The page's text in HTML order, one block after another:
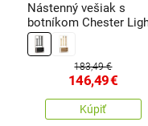
Nástenný vešiak s
botníkom Chester
Mocha and Anthracite
183,49 €
146,49€
Kúpiť